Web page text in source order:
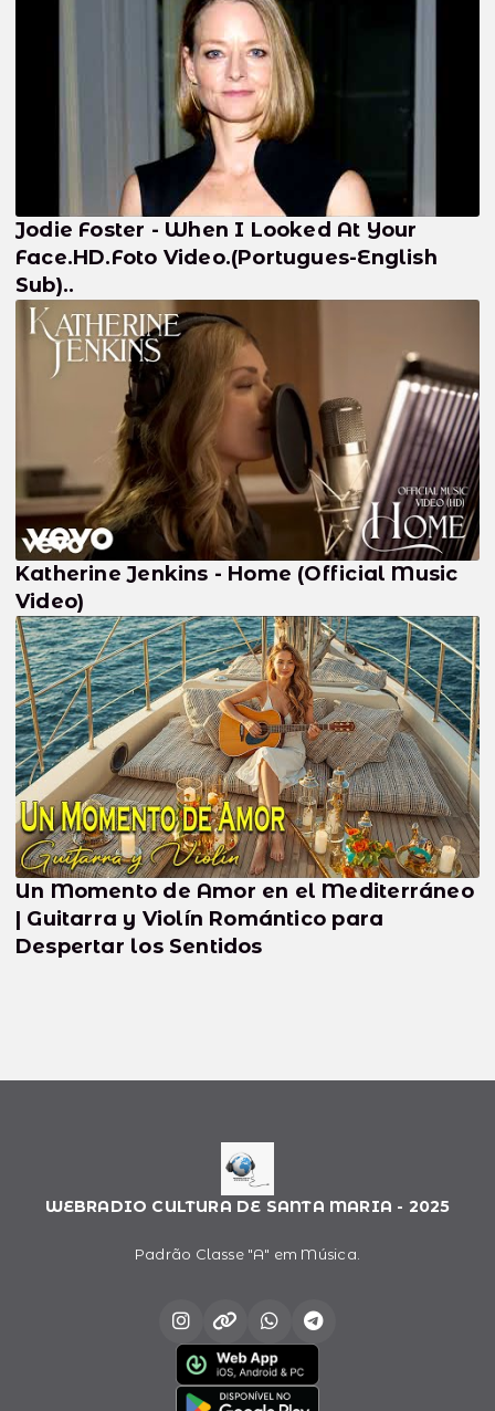
Jodie Foster - When I Looked At Your
Face.HD.Foto Video.(Portugues-English
Sub)..
Katherine Jenkins - Home (Official Music
Video)
Un Momento de Amor en el Mediterráneo
| Guitarra y Violín Romántico para
Despertar los Sentidos
WEBRADIO CULTURA DE SANTA MARIA - 2025
Padrão Classe "A" em Música.